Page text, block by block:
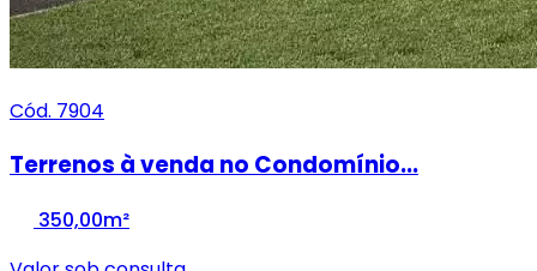
Cód. 7904
Terrenos à venda no Condomínio...
350,00m²